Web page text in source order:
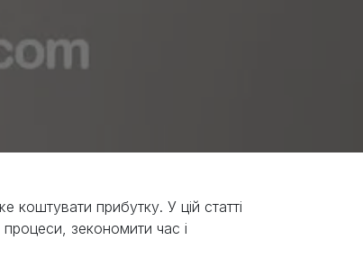
прибутку. У цій статті
зекономити час і